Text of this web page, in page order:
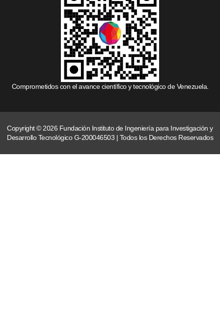
Comprometidos con el avance científico y tecnológico de Venezuela.
Copyright © 2026 Fundación Instituto de Ingeniería para Investigación y
Desarrollo Tecnológico G-200046503 | Todos los Derechos Reservados